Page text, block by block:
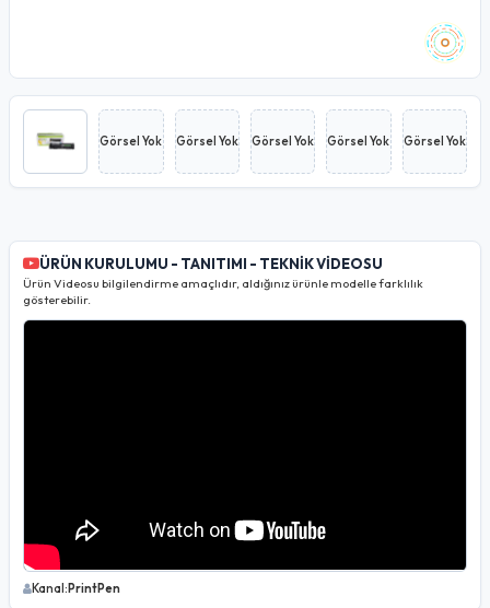
Görsel Yok Görsel Yok Görsel Yok Görsel Yok Görsel Yok
ÜRÜN KURULUMU - TANITIMI - TEKNİK VİDEOSU
Ürün Videosu bilgilendirme amaçlıdır, aldığınız ürünle modelle farklılık
gösterebilir.
Kanal:PrintPen